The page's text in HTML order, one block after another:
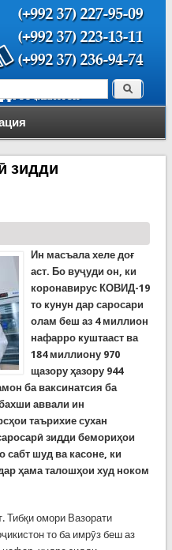
поиска Поиск
зидди
Ин масъала хеле доғ
аст. Бо вуҷуди он, ки
коронавирус КОВИД-19
то кунун дар саросари
олам беш аз 4 миллион
нафарро куштааст ва
184 миллиону 970
щазору ҳазору 944
ба ваксинатсия ба
аввали ин
таърихие сухан
зидди бемориҳои
сабт шуд ва касоне, ки
ҳама талошҳои худ ноком
Тибқи омори Вазорати
то ба имрӯз беш аз